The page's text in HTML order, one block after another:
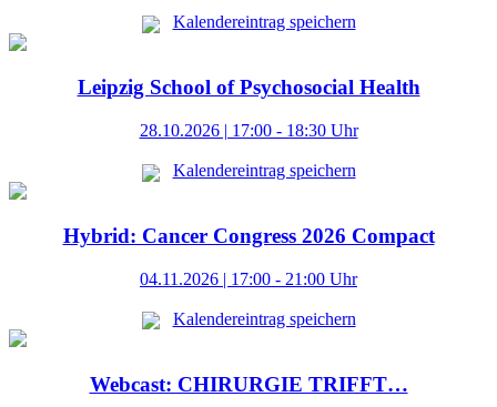
Kalendereintrag speichern
Leipzig School of Psychosocial Health
28.10.2026 | 17:00 - 18:30 Uhr
Kalendereintrag speichern
Hybrid: Cancer Congress 2026 Compact
04.11.2026 | 17:00 - 21:00 Uhr
Kalendereintrag speichern
Webcast: CHIRURGIE TRIFFT…